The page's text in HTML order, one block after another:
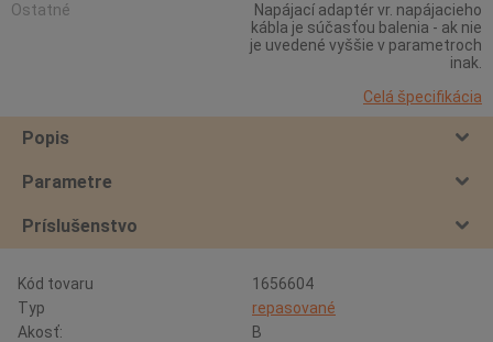
Ostatné
Napájací adaptér vr. napájacieho
kábla je súčasťou balenia - ak nie
je uvedené vyššie v parametroch
inak.
Celá špecifikácia
Popis
Parametre
Príslušenstvo
Kód tovaru
1656604
Typ
repasované
Akosť:
B